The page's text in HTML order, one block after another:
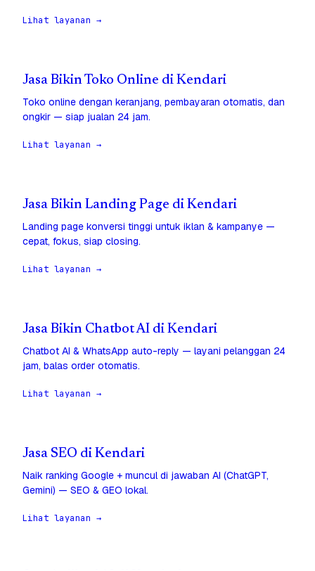
Lihat layanan →
Jasa Bikin Toko Online di Kendari
Toko online dengan keranjang, pembayaran otomatis, dan
ongkir — siap jualan 24 jam.
Lihat layanan →
Jasa Bikin Landing Page di Kendari
Landing page konversi tinggi untuk iklan & kampanye —
cepat, fokus, siap closing.
Lihat layanan →
Jasa Bikin Chatbot AI di Kendari
Chatbot AI & WhatsApp auto-reply — layani pelanggan 24
jam, balas order otomatis.
Lihat layanan →
Jasa SEO di Kendari
Naik ranking Google + muncul di jawaban AI (ChatGPT,
Gemini) — SEO & GEO lokal.
Lihat layanan →